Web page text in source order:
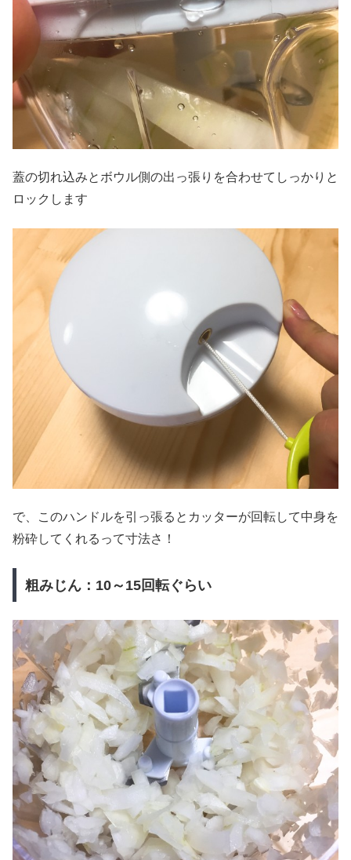
蓋の切れ込みとボウル側の出っ張りを合わせてしっかりと
ロックします
で、このハンドルを引っ張るとカッターが回転して中身を
粉砕してくれるって寸法さ！
粗みじん：10～15回転ぐらい